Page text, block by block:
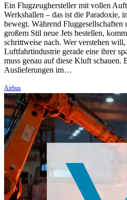
Ein Flugzeughersteller mit vollen
Werkshallen – das ist die Paradoxie,
bewegt. Während Fluggesellschaften
großem Stil neue Jets bestellen,
schrittweise nach. Wer verstehen
Luftfahrtindustrie gerade eine ihrer
muss genau auf diese Kluft schauen.
Auslieferungen im…
Airbus